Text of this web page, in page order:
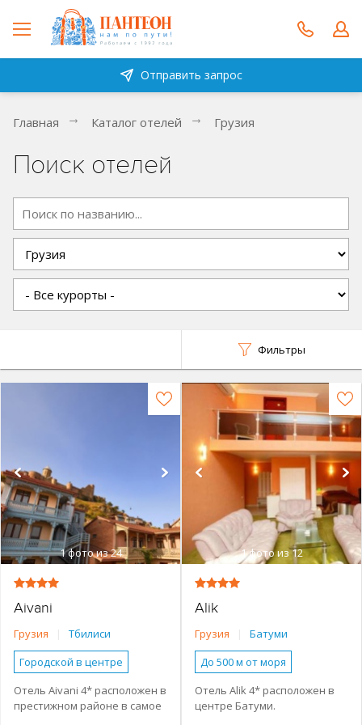
Отправить запрос
Главная Каталог отелей Грузия
Поиск отелей
Фильтры
1фото из 24
Aivani
Грузия
Тбилиси
Городской в центре
Небольшой отель
Семейные номера
Отель Aivani 4* расположен в
престижном районе в самое
1фото из 12
Alik
Грузия
Батуми
До 500 м от моря
Наличие туристической
инфраструктуры рядом
Отель Alik 4* расположен в
центре Батуми.